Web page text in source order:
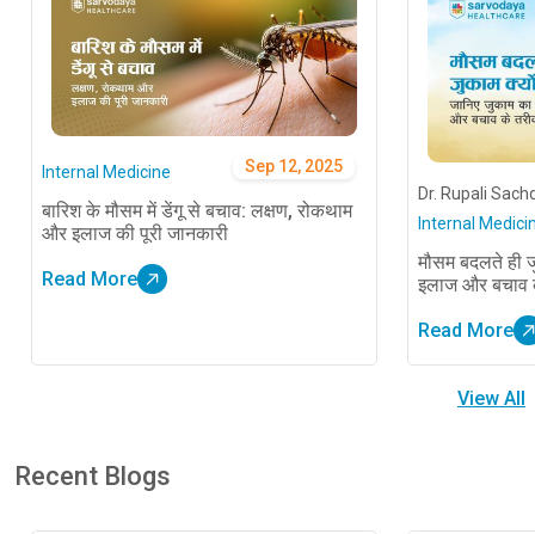
Sep 12, 2025
Internal Medicine
बारिश के मौसम में डेंगू से बचाव: लक्षण, रोकथाम
और इलाज की पूरी जानकारी
Read More
Dr. Rupali
Internal
मौसम बदलते ही
इलाज और बचाव
Read More
View All
Recent Blogs